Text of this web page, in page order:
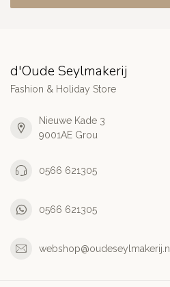
d'Oude Seylmakerij
Fashion & Holiday Store
Nieuwe Kade 3
9001AE Grou
0566 621305
0566 621305
webshop@oudeseylmakerij.nl